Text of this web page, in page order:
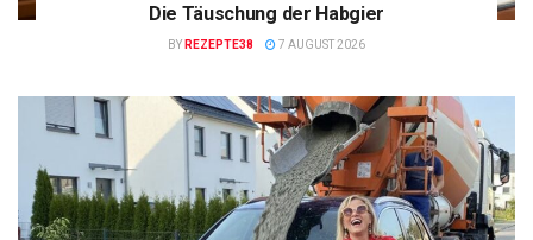
Die Täuschung der Habgier
BY REZEPTE38 7 AUGUST 2026